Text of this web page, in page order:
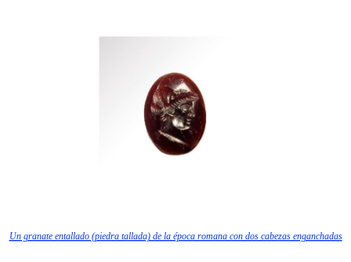
Un granate entallado (piedra tallada) de la época romana con dos cabezas enganchadas